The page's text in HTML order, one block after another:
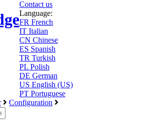
Contact us
Language:
FR French
IT Italian
CN Chinese
ES Spanish
TR Turkish
PL Polish
DE German
US English (US)
PT Portuguese
Configuration